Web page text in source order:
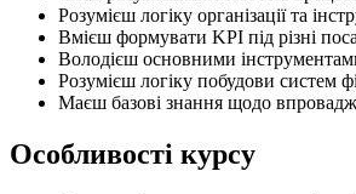
Розумієш логіку організації та
Вмієш формувати KPI під різні
Володієш основними
Розумієш логіку побудови систем
Маєш базові знання щодо
Особливості курсу